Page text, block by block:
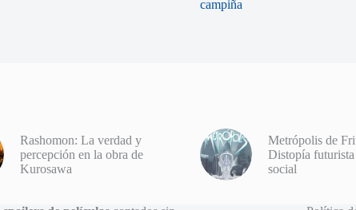
campiña
Rashomon: La verdad y
percepción en la obra de
Kurosawa
Metrópolis de
Distopía
social